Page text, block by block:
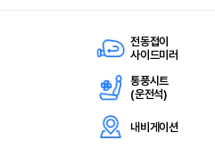
전동접이
사이드미러
통풍시트
(운전석)
내비게이션